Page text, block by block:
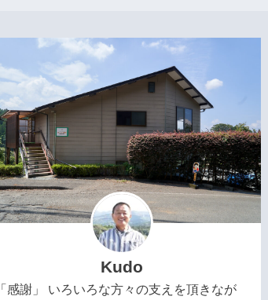
Kudo
「感謝」 いろいろな方々の支えを頂きなが